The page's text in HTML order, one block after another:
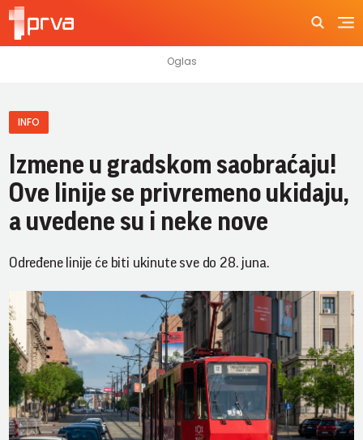
INFO
Izmene u gradskom saobraćaju!
Ove linije se privremeno ukidaju,
a uvedene su i neke nove
Određene linije će biti ukinute sve do 28. juna.